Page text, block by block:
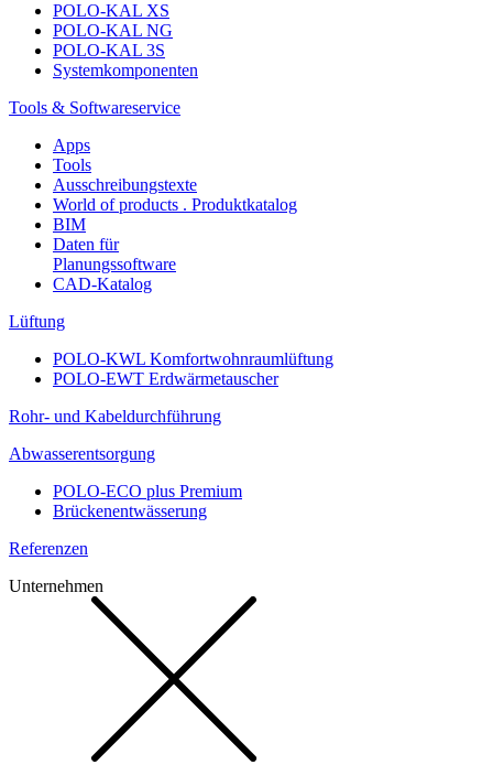
POLO-KAL XS
POLO-KAL NG
POLO-KAL 3S
Systemkomponenten
Tools & Softwareservice
Apps
Tools
Ausschreibungstexte
World of products . Produktkatalog
BIM
Daten für
Planungssoftware
CAD-Katalog
Lüftung
POLO-KWL Komfortwohnraumlüftung
POLO-EWT Erdwärmetauscher
Rohr- und Kabeldurchführung
Abwasserentsorgung
POLO-ECO plus Premium
Brückenentwässerung
Referenzen
Unternehmen